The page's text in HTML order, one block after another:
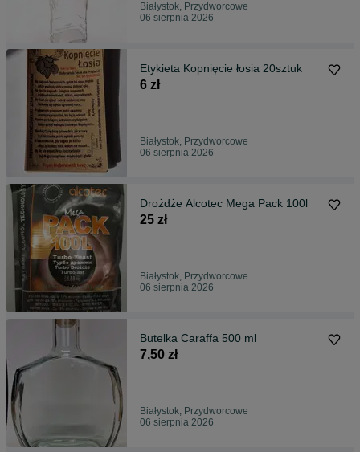
Białystok, Przydworcowe
06 sierpnia 2026
Etykieta Kopnięcie łosia 20sztuk
6 zł
Białystok, Przydworcowe
06 sierpnia 2026
Drożdże Alcotec Mega Pack 100l
25 zł
Białystok, Przydworcowe
06 sierpnia 2026
Butelka Caraffa 500 ml
7,50 zł
Białystok, Przydworcowe
06 sierpnia 2026